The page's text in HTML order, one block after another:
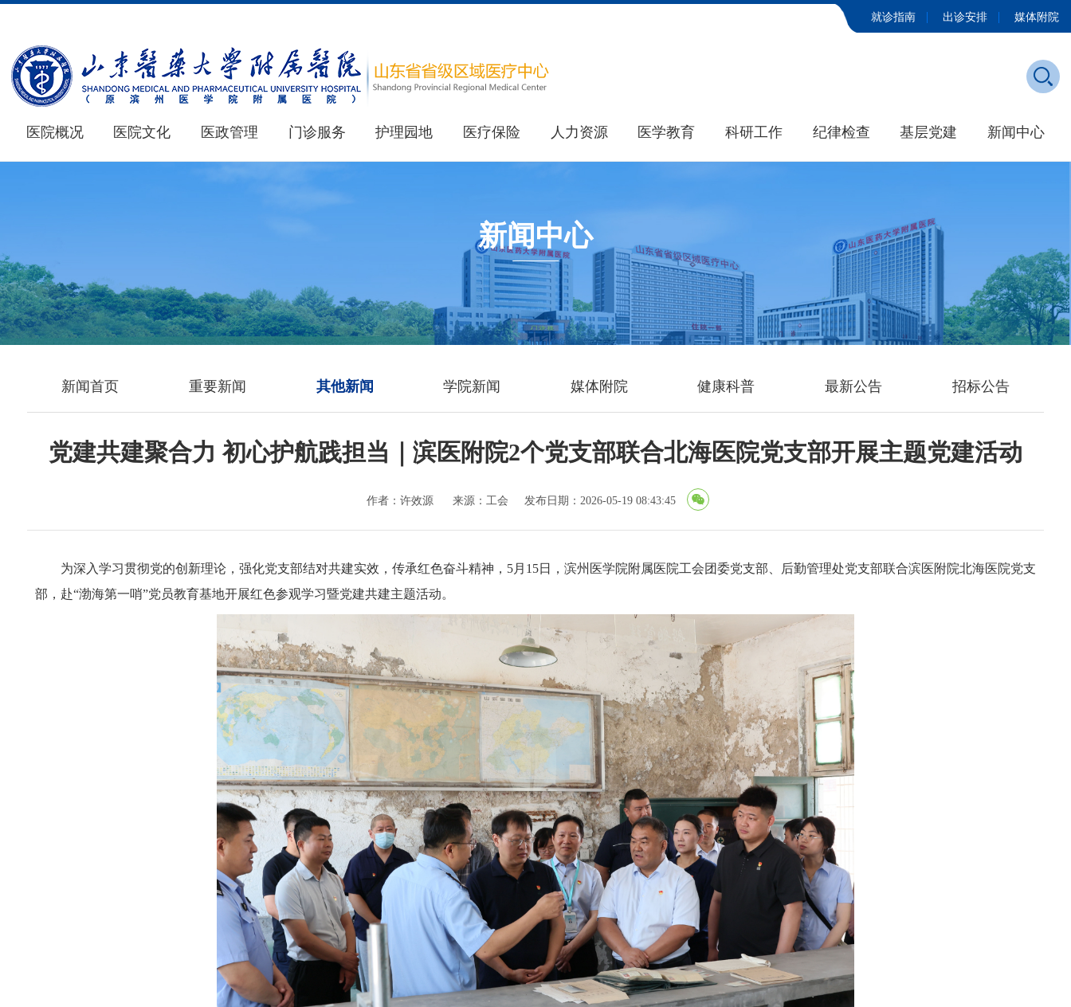
就诊指南 出诊安排 媒体附院
医院概况
MORE+
仁心 · 妙术
医院简介
医院文化 医政管理 门诊服务 护理园地 医疗保险 人力资源 医学教育
仁心 · 妙术
科研工作 纪律检查 基层党建 新闻中心
MORE+
仁心 · 妙术
重要新闻 媒体附院
健康科普 最新公告 招标公告
新闻中心
新闻首页 重要新闻 其他新闻 学院新闻 媒体附院 健康科普 最新公告 招标公告
党建共建聚合力 初心护航践担当｜滨医附院2个党支部联合北海医院党支部开展主题党建活动
作者：许效源 来源：工会 发布日期：2026-05-19 08:43:45
为深入学习贯彻党的创新理论，强化党支部结对共建实效，传承红色奋斗精神，5月15日，滨州医学院附属医院工会团委党支部、后勤管理处党支部联合滨医附院北海医院党支
部，赴“渤海第一哨”党员教育基地开展红色参观学习暨党建共建主题活动。